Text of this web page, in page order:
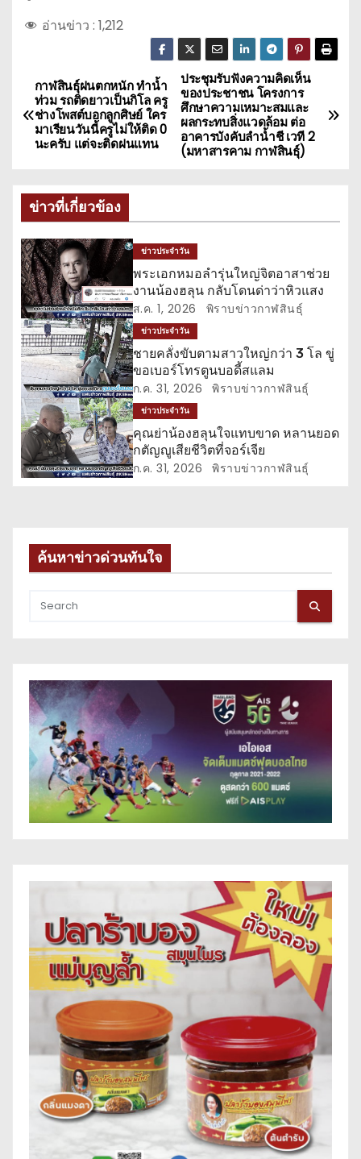
อ่านข่าว : 1,212
แ
น
แ
น
ว
เ
รื่
อ
ง
ประชุมรับฟังความคิดเห็น
ของประชาชน โครงการ
ศึกษาความเหมาะสมและ
ผลกระทบสิ่งแวดล้อม ต่อ
อาคารบังคับลำน้ำชี เวที 2
(มหาสารคาม กาฬสินธุ์)
กาฬสินธุ์ฝนตกหนัก ทำน้ำ
ท่วม รถติดยาวเป็นกิโล ครู
ช่างโพสต์บอกลูกศิษย์ ใคร
มาเรียนวันนี้ครูไม่ให้ติด 0
นะครับ แต่จะติดฝนแทน
ข่าวที่เกี่ยวข้อง
ข่าวประจำวัน
พระเอกหมอลำรุ่นใหญ่จิตอาสาช่วย
งานน้องฮลุน กลับโดนด่าว่าหิวแสง
ส.ค. 1, 2026 พิราบข่าวกาฬสินธุ์
ข่าวประจำวัน
ชายคลั่งขับตามสาวใหญ่กว่า 3 โล ขู่
ขอเบอร์โทรตูนบอดี้สแลม
ก.ค. 31, 2026 พิราบข่าวกาฬสินธุ์
ข่าวประจำวัน
คุณย่าน้องฮลุนใจแทบขาด หลานยอด
กตัญญูเสียชีวิตที่จอร์เจีย
ก.ค. 31, 2026 พิราบข่าวกาฬสินธุ์
ค้นหาข่าวด่วนทันใจ